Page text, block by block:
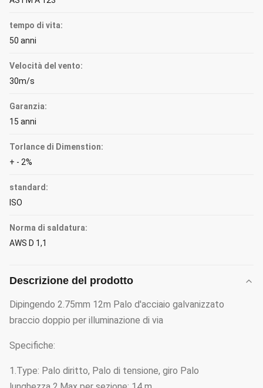
tempo di vita:
50 anni
Velocità del vento:
30m/s
Garanzia:
15 anni
Torlance di Dimenstion:
+ - 2%
standard:
ISO
Norma di saldatura:
AWS D 1,1
Descrizione del prodotto
Dipingendo 2.75mm 12m Palo d'acciaio galvanizzato
braccio doppio per illuminazione di via
Specifiche:
1.Type: Palo diritto, Palo di tensione, giro Palo